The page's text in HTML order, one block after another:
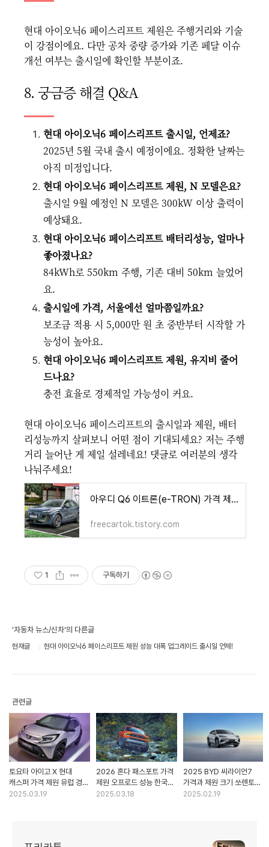
현대 아이오닉6 페이스리프트 제원은 주행거리와 기술
이 강점이에요. 다만 공차 중량 증가와 기존 페달 이슈
개선 여부는 출시일에 확인할 부분이죠.
8. 궁금증 해결 Q&A
현대 아이오닉6 페이스리프트 출시일, 언제죠?
2025년 5월 국내 출시 예정이에요. 정확한 날짜는
아직 미정입니다.
현대 아이오닉6 페이스리프트 제원, N 모델은요?
출시일 9월 예정인 N 모델은 300kW 이상 출력이
예상돼요.
현대 아이오닉6 페이스리프트 배터리성능, 얼마나
좋아졌나요?
84kWh로 550km 주행, 기존 대비 50km 늘었어
요.
출시일에 가격, 서울에선 얼마쯤일까요?
보조금 적용 시 5,000만 원 초 중반부터 시작할 가
능성이 높아요.
현대 아이오닉6 페이스리프트 제원, 유지비 줄어
드나요?
충전 효율로 경제적일 가능성이 커요.
현대 아이오닉6 페이스리프트의 출시일과 제원, 배터
리성능까지 살펴보니 어떤 점이 기대되세요? 저는 주행
거리 늘어난 게 제일 설레네요! 댓글로 여러분의 생각
나눠주세요!
아우디 Q6 이트론(e-TRON) 가격 제원 유지비 연비까지 전기차 혁신을 만나다!
freecartok.tistory.com
1 구독하기
'자동차 뉴스/신차'의 다른글
현재글 현대 아이오닉6 페이스리프트 제원 성능 대폭 업그레이드 출시일 언제!
관련글
토요타 아이고 X 현대
캐스퍼 가격 제원 유럽 경차
격돌에 완벽 비교!
2025.03.19
2026 혼다 패스포트 가격
제원 오프로드 성능 한국인
마음 잡을까?
2025.03.18
2025 BYD 씨라이언7
가격과 제원 크기 쏘렌토
대항마
2025.02.19